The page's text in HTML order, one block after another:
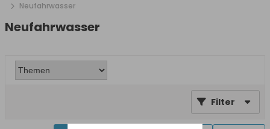
Neufahrwasser
Neufahrwasser
Filter